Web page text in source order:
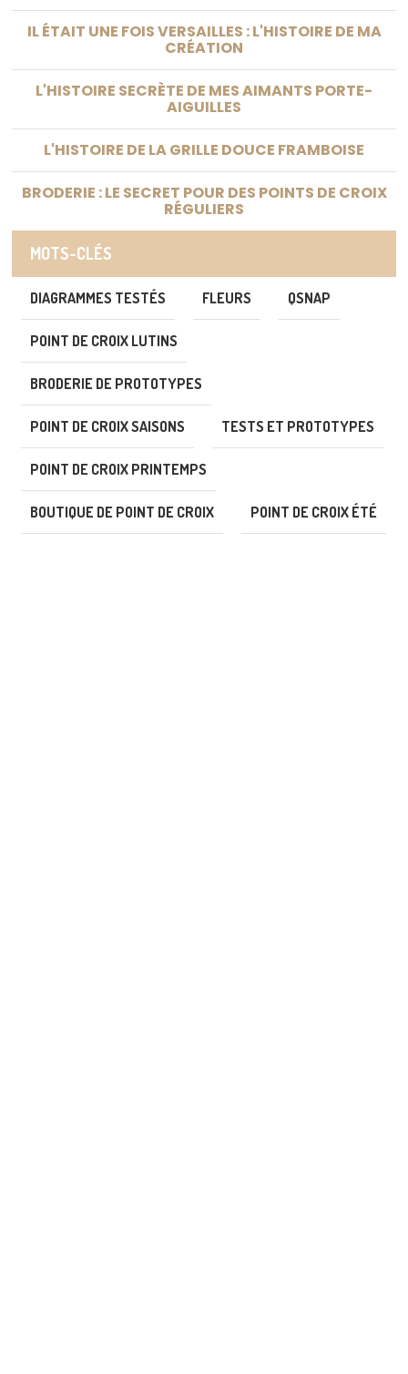
IL ÉTAIT UNE FOIS VERSAILLES : L'HISTOIRE DE MA
CRÉATION
L'HISTOIRE SECRÈTE DE MES AIMANTS PORTE-
AIGUILLES
L'HISTOIRE DE LA GRILLE DOUCE FRAMBOISE
BRODERIE : LE SECRET POUR DES POINTS DE CROIX
RÉGULIERS
MOTS-CLÉS
DIAGRAMMES TESTÉS FLEURS QSNAP
POINT DE CROIX LUTINS
BRODERIE DE PROTOTYPES
POINT DE CROIX SAISONS TESTS ET PROTOTYPES
POINT DE CROIX PRINTEMPS
BOUTIQUE DE POINT DE CROIX POINT DE CROIX ÉTÉ